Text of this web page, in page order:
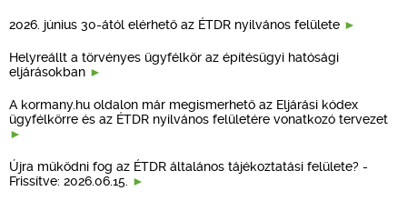
2026. június 30-ától elérhető az ÉTDR nyilvános felülete
Helyreállt a törvényes ügyfélkör az építésügyi hatósági
eljárásokban
A kormany.hu oldalon már megismerhető az Eljárási kódex
ügyfélkörre és az ÉTDR nyilvános felületére vonatkozó tervezet
Újra működni fog az ÉTDR általános tájékoztatási felülete? -
Frissítve: 2026.06.15.